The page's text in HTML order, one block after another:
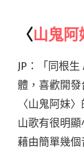
〈山鬼阿
JP：「同根
體，喜歡開發
〈山鬼阿妹
山歌有很明
藉由簡單幾個